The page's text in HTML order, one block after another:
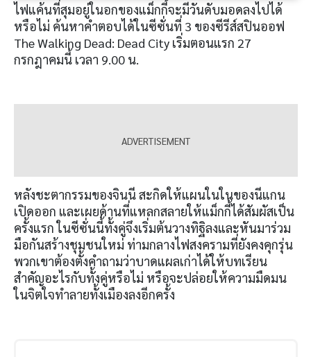
ไฟแค้นที่สุมอยู่ในอกของแม็กกี้จะมีวันดับมอดลงไปได้
หรือไม่ ค้นหาคำตอบได้ในซีซั่นที่ 3 ของซีรีส์สปินออฟ
The Walking Dead: Dead City เริ่มตอนแรก 27
กรกฎาคมนี้ เวลา 9.00 น.
หลังชะตากรรมของจินนี สะกิดให้แผนในในของนีแกน
เปิดออก และเผยด้านที่แหลกสลายให้แม็กกี้ได้สัมผัสเป็น
ครั้งแรก ในซีซั่นนี้ทั้งคู่จึงเริ่มต้นวางทิฐิลงและหันมาร่วม
มือกันสร้างชุมชนใหม่ ท่ามกลางไฟสงครามที่ยังคงคุกรุ่น
พวกเขาต้องตั้งคำถามว่าบาดแผลเก่าได้ให้บทเรียน
สำคัญอะไรกับทั้งคู่หรือไม่ หรือจะปล่อยให้ความมืดมน
ในจิตใจทำลายทั้งเมืองลงอีกครั้ง